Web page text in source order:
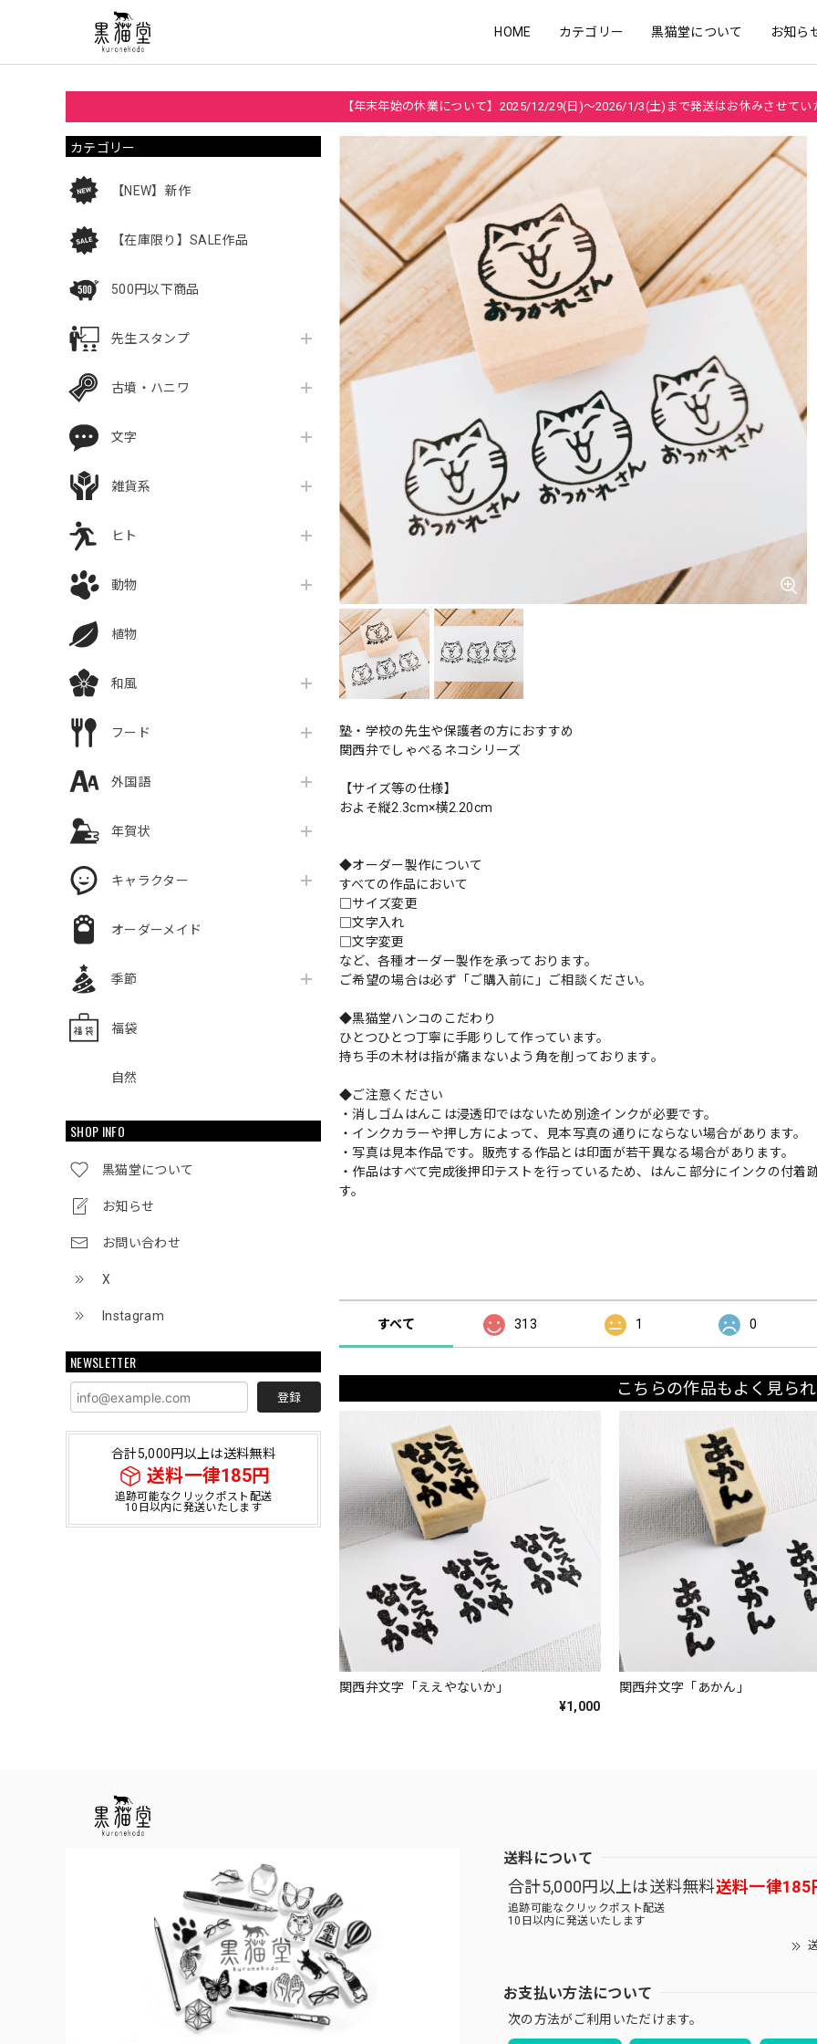
HOME カテゴリー 黒猫堂について お知ら
【年末年始の休業について】2025/12/29(日)～2026/1/3(土)まで発送はお休みさせてい
カテゴリー
【NEW】新作
【在庫限り】SALE作品
500円以下商品
先生スタンプ
古墳・ハニワ
文字
雑貨系
ヒト
動物
植物
和風
フード
外国語
年賀状
キャラクター
オーダーメイド
季節
福袋
自然
SHOP INFO
黒猫堂について
お知らせ
お問い合わせ
X
Instagram
NEWSLETTER
登録
合計5,000円以上は送料無料
送料一律185円
追跡可能なクリックポスト配送
10日以内に発送いたします
塾・学校の先生や保護者の方におすすめ
関西弁でしゃべるネコシリーズ
【サイズ等の仕様】
およそ縦2.3cm×横2.20cm
◆オーダー製作について
すべての作品において
□サイズ変更
□文字入れ
□文字変更
など、各種オーダー製作を承っております。
ご希望の場合は必ず「ご購入前に」ご相談ください。
◆黒猫堂ハンコのこだわり
ひとつひとつ丁寧に手彫りして作っています。
持ち手の木材は指が痛まないよう角を削っております。
◆ご注意ください
・消しゴムはんこは浸透印ではないため別途インクが必要です。
・インクカラーや押し方によって、見本写真の通りにならない場合があります。
・写真は見本作品です。販売する作品とは印面が若干異なる場合があります。
・作品はすべて完成後押印テストを行っているため、はんこ部分にインクの付
す。
すべて 313 1 0
こちらの作品もよく見ら
関西弁文字「ええやないか」
¥1,000
関西弁文字「あかん」
送料について
合計5,000円以上は送料無料送料一律185
追跡可能なクリックポスト配送
10日以内に発送いたします
お支払い方法について
次の方法がご利用いただけます。